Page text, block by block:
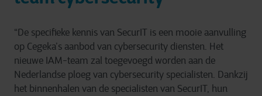
“De specifieke kennis van SecurIT is een mooie aanvulling
op Cegeka’s aanbod van cybersecurity diensten. Het
nieuwe IAM-team zal toegevoegd worden aan de
Nederlandse ploeg van cybersecurity specialisten. Dankzij
het binnenhalen van de specialisten van SecurIT, hun